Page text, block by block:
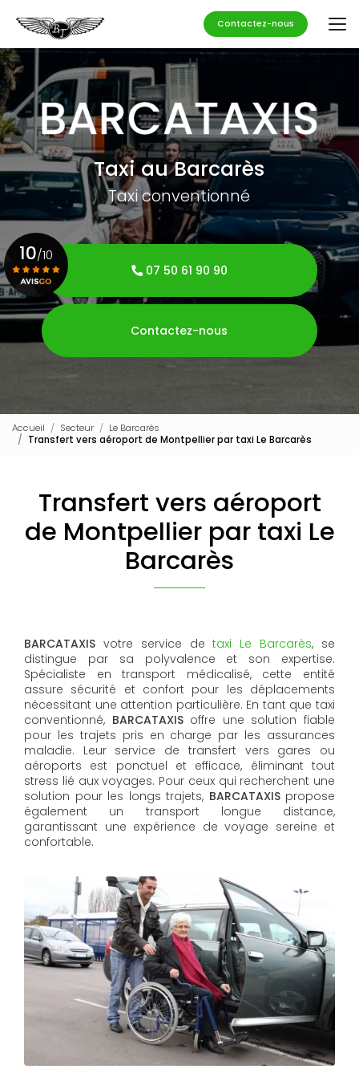
contenu
principal
Contactez-nous
Taxi au Barcarès
Taxi conventionné
07 50 61 90 90
Contactez-nous
10/10
Voir le certificat
Accueil Secteur
Le Barcarès
Transfert vers aéroport de Montpellier par taxi Le Barcarès
Transfert vers aéroport
de Montpellier par taxi Le
Barcarès
BARCATAXIS votre service detaxi Le Barcarès, se
distingue par sa polyvalence et son expertise.
Spécialiste en transport médicalisé, cette entité
assure sécurité et confort pour les déplacements
nécessitant une attention particulière. En tant que taxi
conventionné, BARCATAXISoffre une solution fiable
pour les trajets pris en charge par les assurances
maladie. Leur service de transfert vers gares ou
aéroports est ponctuel et efficace, éliminant tout
stress lié aux voyages. Pour ceux qui recherchent une
solution pour les longs trajets, BARCATAXISpropose
également un transport longue distance,
garantissant une expérience de voyage sereine et
confortable.